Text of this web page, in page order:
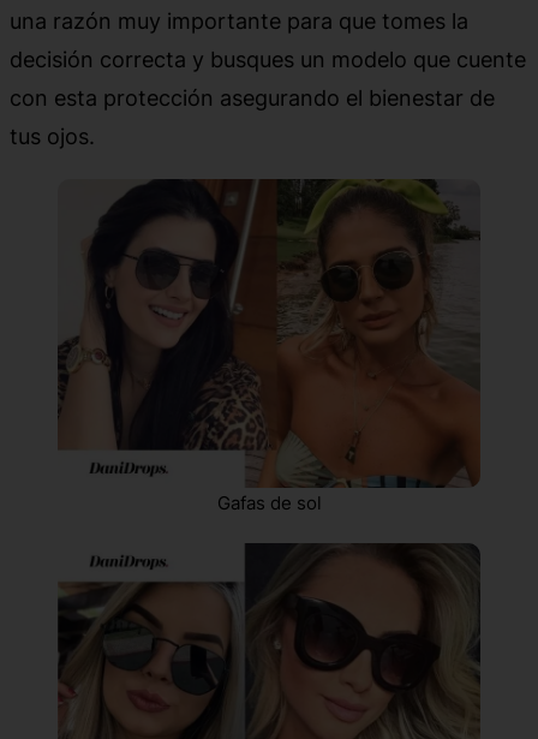
una razón muy importante para que tomes la
decisión correcta y busques un modelo que cuente
con esta protección asegurando el bienestar de
tus ojos.
Gafas de sol